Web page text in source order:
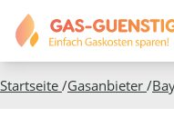
Startseite /Gasanbieter /